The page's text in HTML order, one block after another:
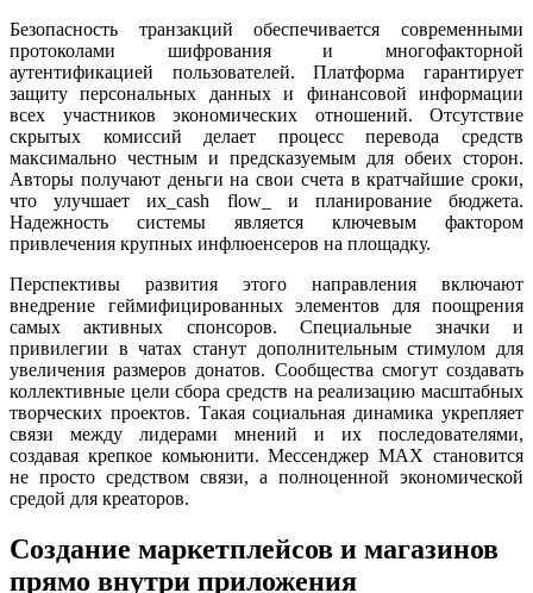
Безопасность транзакций обеспечивается современными
протоколами шифрования и многофакторной
аутентификацией пользователей. Платформа гарантирует
защиту персональных данных и финансовой информации
всех участников экономических отношений. Отсутствие
скрытых комиссий делает процесс перевода средств
максимально честным и предсказуемым для обеих сторон.
Авторы получают деньги на свои счета в кратчайшие сроки,
что улучшает их_cash flow_ и планирование бюджета.
Надежность системы является ключевым фактором
привлечения крупных инфлюенсеров на площадку.
Перспективы развития этого направления включают
внедрение геймифицированных элементов для поощрения
самых активных спонсоров. Специальные значки и
привилегии в чатах станут дополнительным стимулом для
увеличения размеров донатов. Сообщества смогут создавать
коллективные цели сбора средств на реализацию масштабных
творческих проектов. Такая социальная динамика укрепляет
связи между лидерами мнений и их последователями,
создавая крепкое комьюнити. Мессенджер MAX становится
не просто средством связи, а полноценной экономической
средой для креаторов.
Создание маркетплейсов и магазинов
прямо внутри приложения